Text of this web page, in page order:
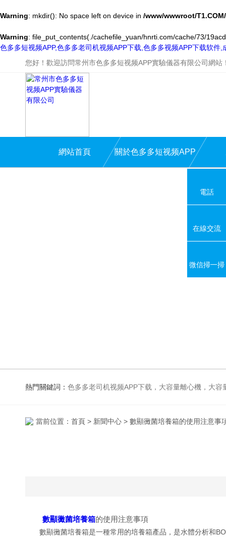
Warning: mkdir(): No space left on device in /www/wwwroot/
Warning: file_put_contents(./cachefile_yuan/hnrti.com/cache/73/
色多多短视频APP,色多多老司机视频APP下载,色多多视频APP下载软件,
您好！歡迎訪問常州市色多多短视频APP實驗儀器有限公司網站
網站首頁 關於色多多短视频APP
熱門關鍵詞： 色多多老司机视频APP下载，大容量離心機，大容量振蕩器，高速冷凍離心機，生化、光照、振蕩培養箱，磁力攪
當前位置： 首頁 > 新聞中心 > 數顯黴菌培養箱的使用注意事
數顯黴菌培養箱的使用注意事項
數顯黴菌培養箱是一種常用的培養箱產品，是水體分析和
電話
在線交流
微信掃一掃